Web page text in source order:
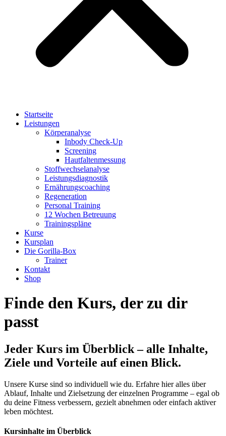
Startseite
Leistungen
Körperanalyse
Inbody Check-Up
Screening
Hautfaltenmessung
Stoffwechselanalyse
Leistungsdiagnostik
Ernährungscoaching
Regeneration
Personal Training
12 Wochen Betreuung
Trainingspläne
Kurse
Kursplan
Die Gorilla-Box
Trainer
Kontakt
Shop
Finde den Kurs, der zu dir
passt
Jeder Kurs im Überblick – alle Inhalte,
Ziele und Vorteile auf einen Blick.
Unsere Kurse sind so individuell wie du. Erfahre hier alles über
Ablauf, Inhalte und Zielsetzung der einzelnen Programme – egal ob
du deine Fitness verbessern, gezielt abnehmen oder einfach aktiver
leben möchtest.
Kursinhalte im Überblick